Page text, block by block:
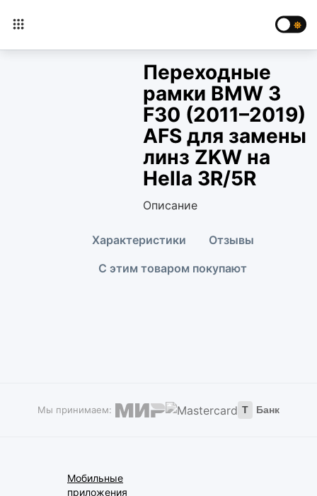
Переходные
рамки BMW 3
F30 (2011–2019)
AFS для замены
линз ZKW на
Hella 3R/5R
Описание
Характеристики
Отзывы
С этим товаром покупают
Мы принимаем: Т Банк
Мобильные
приложения